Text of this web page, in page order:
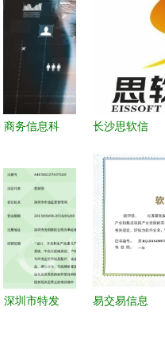
商务信息科
智影像绘制
长沙思软信
深圳市特发
易交易信息